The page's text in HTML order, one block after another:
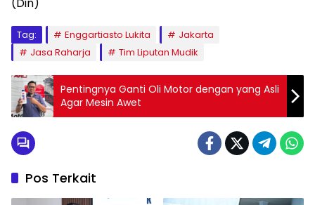
Tag: Enggartiasto Lukita
Jakarta
Jasa Raharja
Tim Liputan Mudik
Pentingnya Ganti Oli Motor dengan yang Asli
Agar Mesin Awet
Pos Terkait